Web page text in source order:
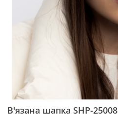
В'язана шапка SHP-25008